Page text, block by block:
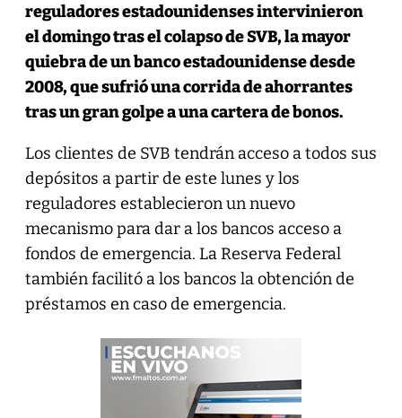
reguladores estadounidenses intervinieron
el domingo tras el colapso de SVB, la mayor
quiebra de un banco estadounidense desde
2008, que sufrió una corrida de ahorrantes
tras un gran golpe a una cartera de bonos.
Los clientes de SVB tendrán acceso a todos sus
depósitos a partir de este lunes y los
reguladores establecieron un nuevo
mecanismo para dar a los bancos acceso a
fondos de emergencia. La Reserva Federal
también facilitó a los bancos la obtención de
préstamos en caso de emergencia.